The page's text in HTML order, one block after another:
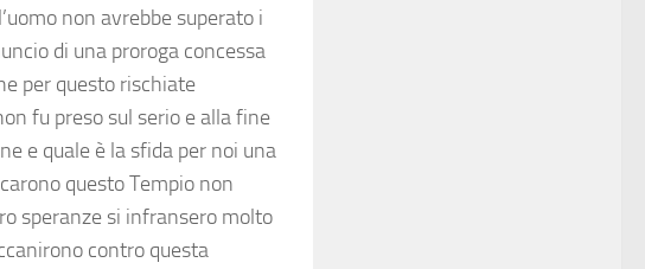
non avrebbe superato i
di una proroga concessa
per questo rischiate
fu preso sul serio e alla fine
e quale è la sfida per noi una
questo Tempio non
speranze si infransero molto
contro questa